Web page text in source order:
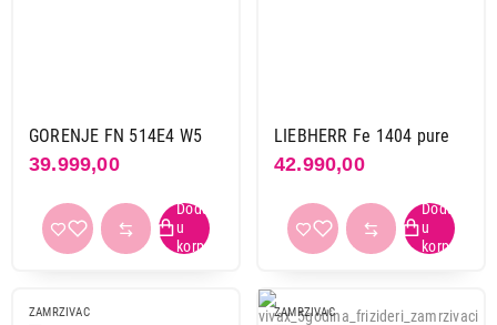
GORENJE FN 514E4 W5
39.999,00
LIEBHERR Fe 1404 pure
42.990,00
ZAMRZIVAC ZAMRZIVAC